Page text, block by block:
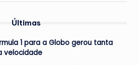
Últimas
1 para a Globo gerou tanta
velocidade